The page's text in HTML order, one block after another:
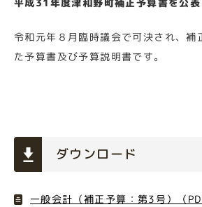
令和元年８月臨時議会で可決され、補
た予算書及び予算説明書です。
ダウンロード
一般会計（補正予算：第3号）（